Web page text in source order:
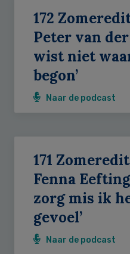
172
Peter van der
wist niet
begon’
Naar de podcast
171
Fenna
zorg mis ik
gevoel’
Naar de podcast